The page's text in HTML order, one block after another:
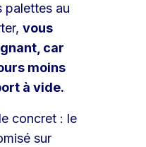
palettes au
vous
car
moins
à vide.
concret : le
sur